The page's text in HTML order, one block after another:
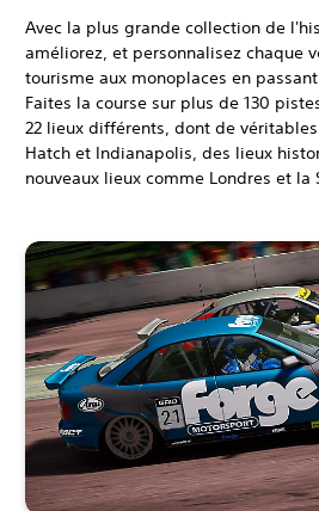
Avec la plus grande collection de
améliorez, et personnalisez chaque
tourisme aux monoplaces en
Faites la course sur plus de 130
22 lieux différents, dont de
Hatch et Indianapolis, des lieux
nouveaux lieux comme Londres et la